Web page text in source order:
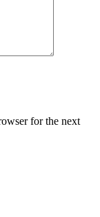
for the next